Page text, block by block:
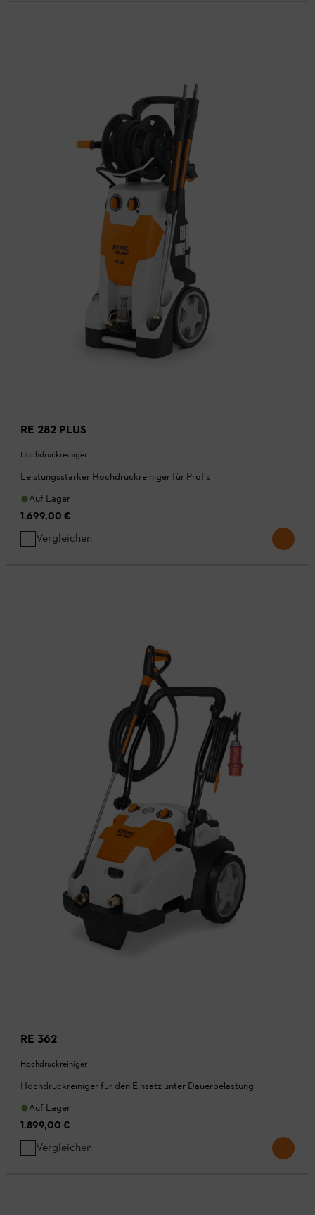
RE 282 PLUS
Hochdruckreiniger
Leistungsstarker Hochdruckreiniger für Profis
Auf Lager
1.699,00 €
Vergleichen
RE 362
Hochdruckreiniger
Hochdruckreiniger für den Einsatz unter Dauerbelastung
Auf Lager
1.899,00 €
Vergleichen